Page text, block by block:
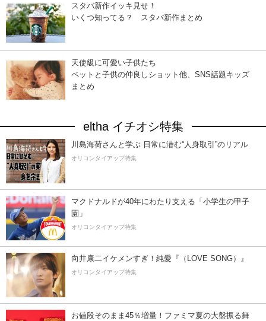
スタバ新作イッキ見せ！
いくつ知ってる？ スタバ新作まとめ
天使級に可愛い子供たち
ペットと子供の仲良しショット他、SNS話題キッズ
まとめ
eltha イチオシ特集
川島海荷さんと学ぶ 日常に潜む“人身取引”のリアル
オリコンタイアップ特集
マクドナルドが40年にわたり支える「小学生の甲子
園」
オリコンタイアップ特集
向井康二イケメンすぎ！純愛『（LOVE SONG）』
オリコンタイアップ特集
お値段そのまま45％増量！ファミマ夏の大盤振る舞